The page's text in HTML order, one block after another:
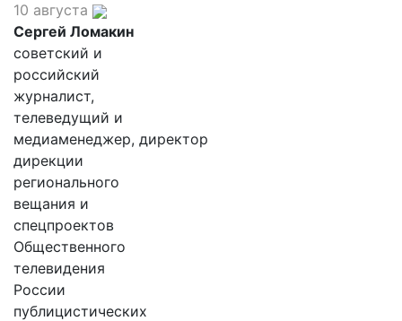
10 августа
Сергей Ломакин
советский и
российский
журналист,
телеведущий и
медиаменеджер, директор
дирекции
регионального
вещания и
спецпроектов
Общественного
телевидения
России
публицистических